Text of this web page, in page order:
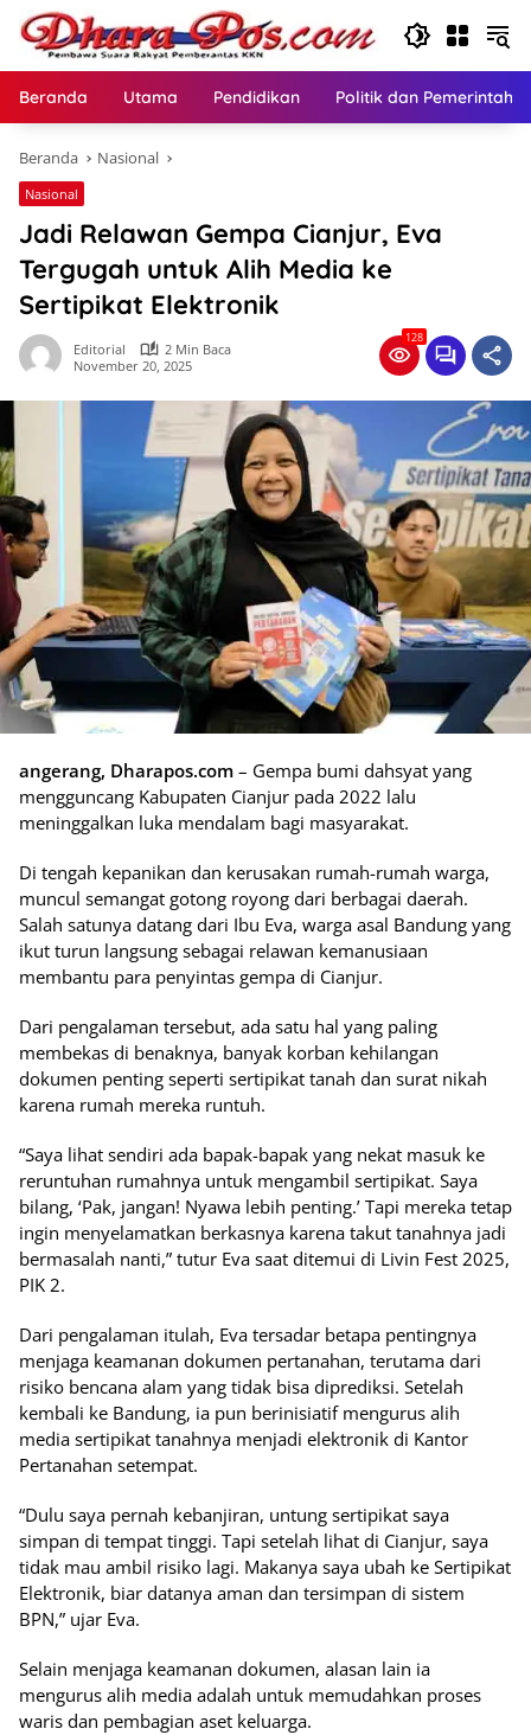
Langsung
konten
Beranda Utama Pendidikan Politik dan
Beranda Nasional
Nasional
Jadi Relawan Gempa Cianjur, Eva
Tergugah untuk Alih Media ke
Sertipikat Elektronik
Editorial
2 Min Baca
November 20, 2025
128
angerang, Dharapos.com – Gempa bumi dahsyat yang
mengguncang Kabupaten Cianjur pada 2022 lalu
meninggalkan luka mendalam bagi masyarakat.
Di tengah kepanikan dan kerusakan rumah-rumah warga,
muncul semangat gotong royong dari berbagai daerah.
Salah satunya datang dari Ibu Eva, warga asal Bandung yang
ikut turun langsung sebagai relawan kemanusiaan
membantu para penyintas gempa di Cianjur.
Dari pengalaman tersebut, ada satu hal yang paling
membekas di benaknya, banyak korban kehilangan
dokumen penting seperti sertipikat tanah dan surat nikah
karena rumah mereka runtuh.
“Saya lihat sendiri ada bapak-bapak yang nekat masuk ke
reruntuhan rumahnya untuk mengambil sertipikat. Saya
bilang, ‘Pak, jangan! Nyawa lebih penting.’ Tapi mereka tetap
ingin menyelamatkan berkasnya karena takut tanahnya jadi
bermasalah nanti,” tutur Eva saat ditemui di Livin Fest 2025,
PIK 2.
Dari pengalaman itulah, Eva tersadar betapa pentingnya
menjaga keamanan dokumen pertanahan, terutama dari
risiko bencana alam yang tidak bisa diprediksi. Setelah
kembali ke Bandung, ia pun berinisiatif mengurus alih
media sertipikat tanahnya menjadi elektronik di Kantor
Pertanahan setempat.
“Dulu saya pernah kebanjiran, untung sertipikat saya
simpan di tempat tinggi. Tapi setelah lihat di Cianjur, saya
tidak mau ambil risiko lagi. Makanya saya ubah ke Sertipikat
Elektronik, biar datanya aman dan tersimpan di sistem
BPN,” ujar Eva.
Selain menjaga keamanan dokumen, alasan lain ia
mengurus alih media adalah untuk memudahkan proses
waris dan pembagian aset keluarga.